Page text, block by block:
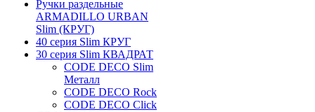
Ручки раздельные
ARMADILLO URBAN
Slim (КРУГ)
40 серия Slim КРУГ
30 серия Slim КВАДРАТ
CODE DECO Slim
Металл
CODE DECO Rock
CODE DECO Click